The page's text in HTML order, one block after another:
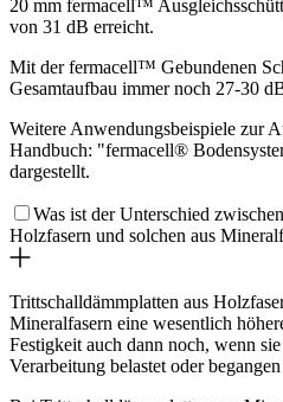
20 mm fermacell™
von 31 dB erreicht.
Mit der fermacell™ Gebundenen
Gesamtaufbau immer noch 27-30
Weitere Anwendungsbeispiele zur
Handbuch: "fermacell®
dargestellt.
Was ist der Unterschied
Holzfasern und solchen aus
Trittschalldämmplatten aus
Mineralfasern eine wesentlich
Festigkeit auch dann noch, wenn
Verarbeitung belastet oder